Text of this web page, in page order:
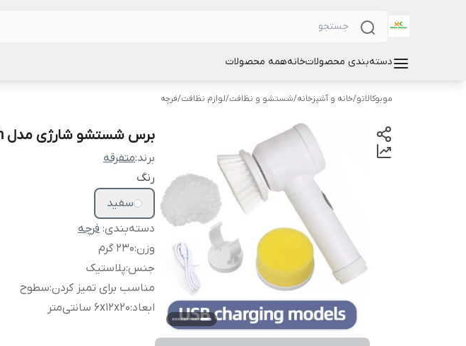
دسته‌بندی محصولاتخانههمه محصولات
موبوکالاتو/خانه و آشپزخانه/شستشو و نظافت/لوازم نظافت/فرچه
برس شستشو شارژی مدل Magic Brush
برند:متفرقه
رنگ
سفید
دسته‌بندی: فرچه
وزن:230 گرم
جنس:پلاستیک
مناسب برای تمیز کردن:سطوح
ابعاد:6x12x20 سانتی‌متر